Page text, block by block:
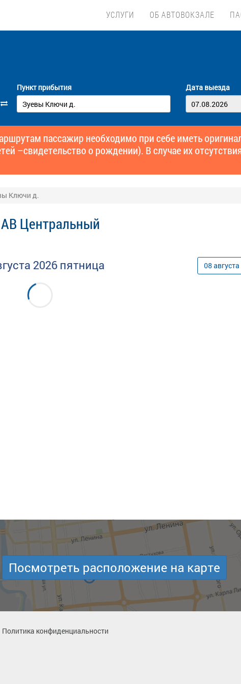
УСЛУГИ ОБ АВТОВОКЗАЛЕ
Пункт прибытия Дата выезда
пассажир необходимо при себе иметь
–свидетельство о рождении). В случае их
Ключи д.
Центральный
2026 пятница 08 августа
Посмотреть расположение на карте
Политика конфиденциальности